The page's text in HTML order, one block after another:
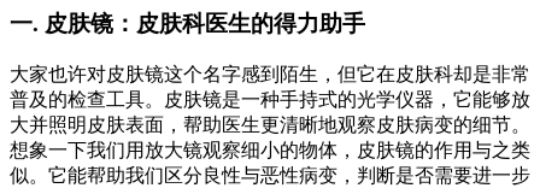
一. 皮肤镜：皮肤科医生的得力助手
大家也许对皮肤镜这个名字感到陌生，但它在皮肤科却是非常
普及的检查工具。皮肤镜是一种手持式的光学仪器，它能够放
大并照明皮肤表面，帮助医生更清晰地观察皮肤病变的细节。
想象一下我们用放大镜观察细小的物体，皮肤镜的作用与之类
似。它能帮助我们区分良性与恶性病变，判断是否需要进一步